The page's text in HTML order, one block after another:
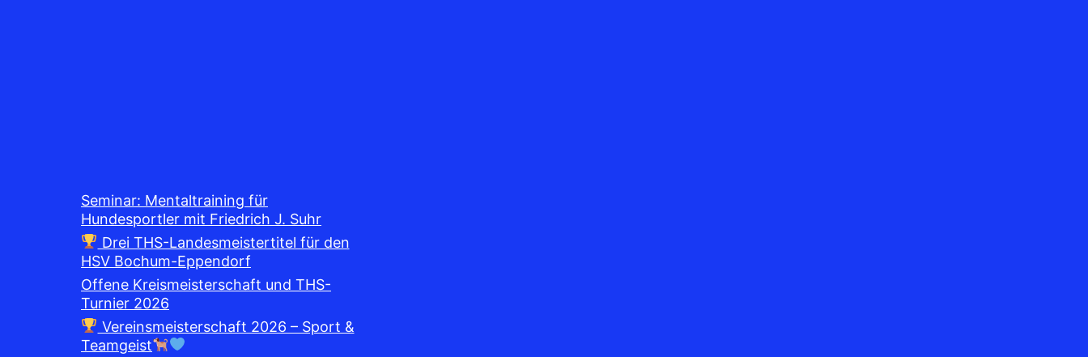
Seminar: Mentaltraining für
Hundesportler mit Friedrich J. Suhr
Drei THS-Landesmeistertitel für den
HSV Bochum-Eppendorf
Offene Kreismeisterschaft und THS-
Turnier 2026
Vereinsmeisterschaft 2026 – Sport &
Teamgeist